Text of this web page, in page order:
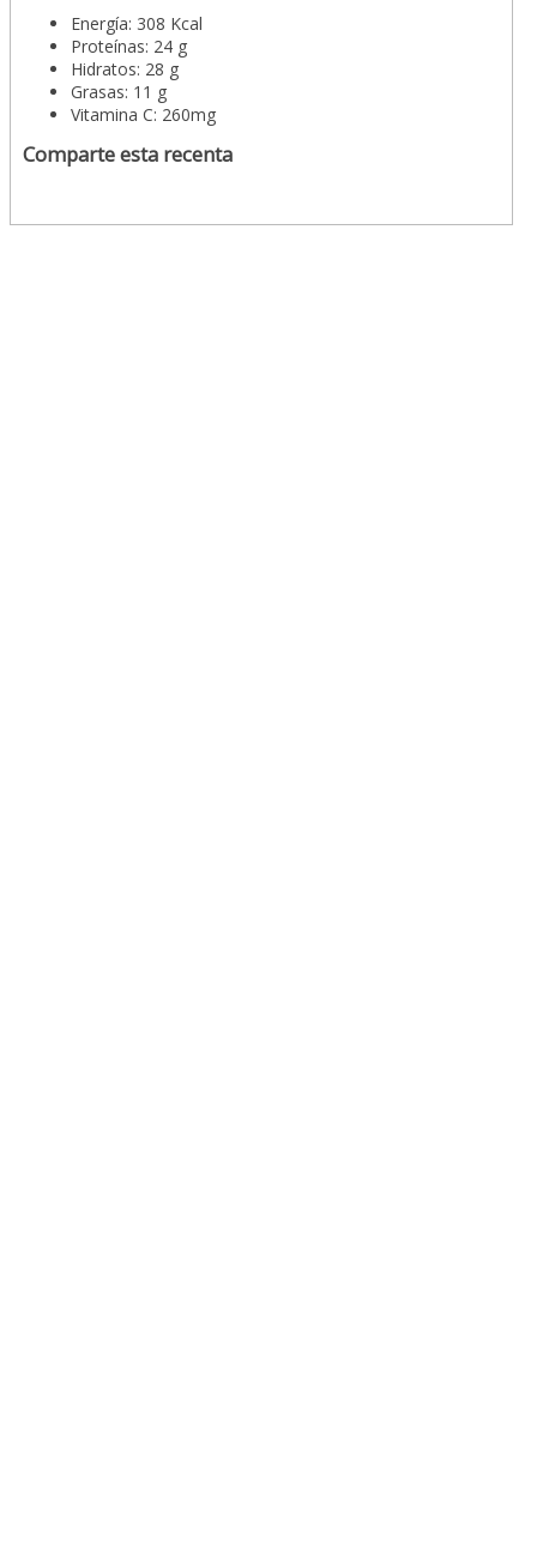
Energía: 308 Kcal
Proteínas: 24 g
Hidratos: 28 g
Grasas: 11 g
Vitamina C: 260mg
Comparte esta recenta